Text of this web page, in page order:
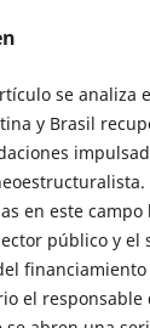
se analiza
y Brasil
en este
público y el
el responsable